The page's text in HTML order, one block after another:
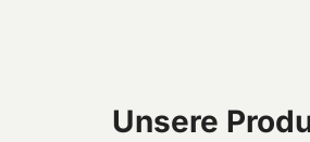
Unsere